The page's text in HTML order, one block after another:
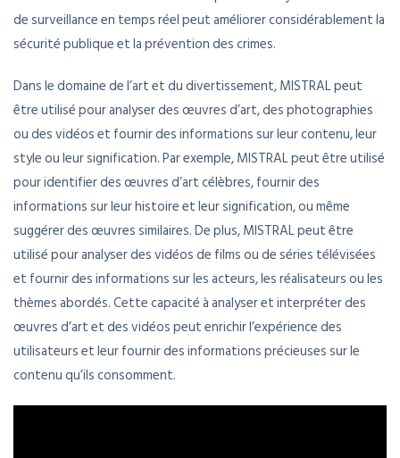
de surveillance en temps réel peut améliorer considérablement la
sécurité publique et la prévention des crimes.
Dans le domaine de l’art et du divertissement, MISTRAL peut
être utilisé pour analyser des œuvres d’art, des photographies
ou des vidéos et fournir des informations sur leur contenu, leur
style ou leur signification. Par exemple, MISTRAL peut être utilisé
pour identifier des œuvres d’art célèbres, fournir des
informations sur leur histoire et leur signification, ou même
suggérer des œuvres similaires. De plus, MISTRAL peut être
utilisé pour analyser des vidéos de films ou de séries télévisées
et fournir des informations sur les acteurs, les réalisateurs ou les
thèmes abordés. Cette capacité à analyser et interpréter des
œuvres d’art et des vidéos peut enrichir l’expérience des
utilisateurs et leur fournir des informations précieuses sur le
contenu qu’ils consomment.